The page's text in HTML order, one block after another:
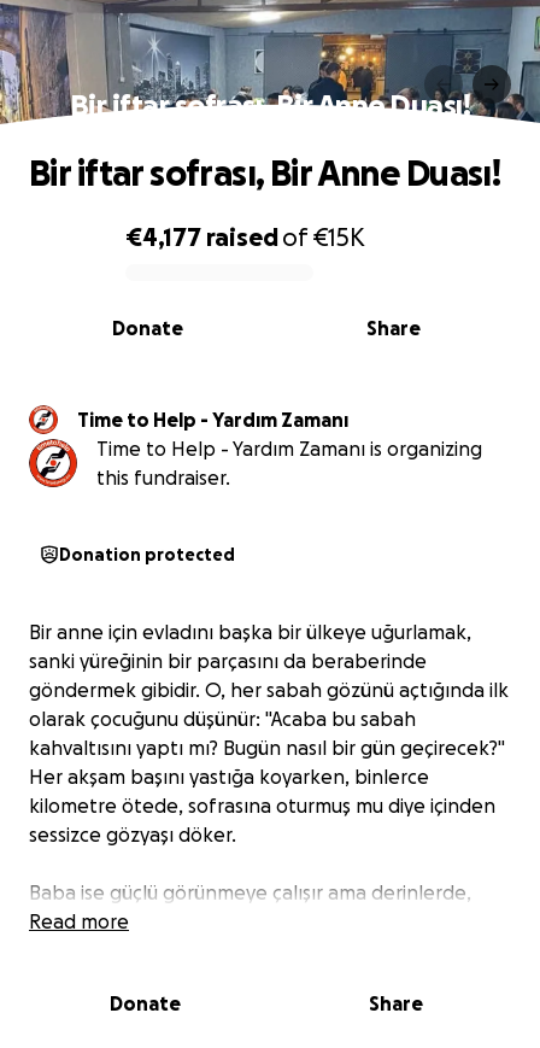
Bir iftar sofrası, Bir Anne Duası!
0% complete
€4,177 raisedof€15K
Share
Donate
Bir iftar sofrası, Bir Anne Duası!
Time to Help - Yardım Zamanı
Time to Help - Yardım Zamanı is organizing
this fundraiser.
Donation protected
Bir anne için evladını başka bir ülkeye uğurlamak,
sanki yüreğinin bir parçasını da beraberinde
göndermek gibidir. O, her sabah gözünü açtığında ilk
olarak çocuğunu düşünür: "Acaba bu sabah
kahvaltısını yaptı mı? Bugün nasıl bir gün geçirecek?"
Her akşam başını yastığa koyarken, binlerce
kilometre ötede, sofrasına oturmuş mu diye içinden
sessizce gözyaşı döker.
Baba ise güçlü görünmeye çalışır ama derinlerde,
evladının yalnız kalmaması için dualar eder. İşte bu
Ramazan ayında sıcak bir iftar sofrası sunmak için bir
Read more
Donate Share